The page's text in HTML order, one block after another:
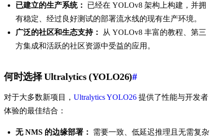
已建立的生产系统：
已经在 YOLOv8 架构上构建，并拥
有稳定、经过良好测试的部署流水线的现有生产环境。
广泛的社区和生态支持：
从 YOLOv8 丰富的教程、第三
方集成和活跃的社区资源中受益的应用。
何时选择 Ultralytics (YOLO26)#
对于大多数新项目， Ultralytics YOLO26 提供了性能与开发者
体验的最佳结合：
无 NMS 的边缘部署：
需要一致、低延迟推理且无需复杂